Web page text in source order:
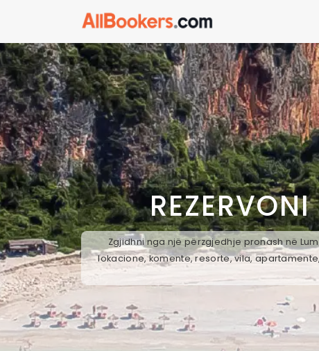
Zgjidhni nga një përzgjedhje pronash në
lokacione, komente, resorte, vila,